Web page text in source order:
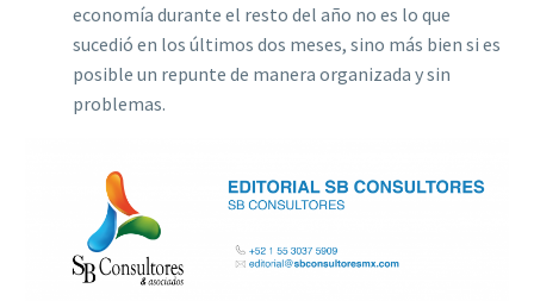
economía durante el resto del año no es lo que
sucedió en los últimos dos meses, sino más bien si es
posible un repunte de manera organizada y sin
problemas.